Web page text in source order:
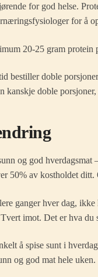
for god helse.
for å
20-25 gram protein
bestiller doble
kanskje doble
og god hverdagsmat
50% av kostholdet
ganger hver dag,
imot. Det er hva
å spise sunt i
og god mat hele